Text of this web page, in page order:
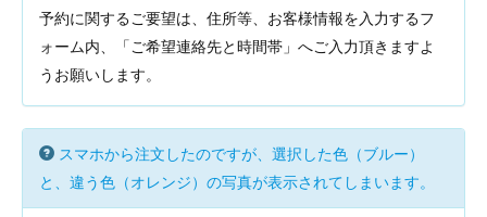
予約に関するご要望は、住所等、お客様情報を入力するフ
ォーム内、「ご希望連絡先と時間帯」へご入力頂きますよ
うお願いします。
スマホから注文したのですが、選択した色（ブルー）
と、違う色（オレンジ）の写真が表示されてしまいます。